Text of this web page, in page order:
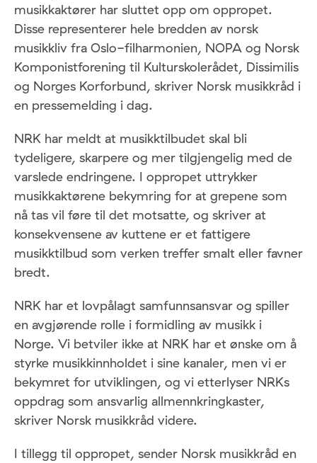
musikkaktører har sluttet opp om oppropet.
Disse representerer hele bredden av norsk
musikkliv fra Oslo-filharmonien, NOPA og Norsk
Komponistforening til Kulturskolerådet, Dissimilis
og Norges Korforbund, skriver Norsk musikkråd i
en pressemelding i dag.
NRK har meldt at musikktilbudet skal bli
tydeligere, skarpere og mer tilgjengelig med de
varslede endringene. I oppropet uttrykker
musikkaktørene bekymring for at grepene som
nå tas vil føre til det motsatte, og skriver at
konsekvensene av kuttene er et fattigere
musikktilbud som verken treffer smalt eller favner
bredt.
NRK har et lovpålagt samfunnsansvar og spiller
en avgjørende rolle i formidling av musikk i
Norge. Vi betviler ikke at NRK har et ønske om å
styrke musikkinnholdet i sine kanaler, men vi er
bekymret for utviklingen, og vi etterlyser NRKs
oppdrag som ansvarlig allmennkringkaster,
skriver Norsk musikkråd videre.
I tillegg til oppropet, sender Norsk musikkråd en